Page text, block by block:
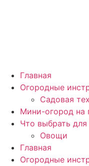
Главная
Огородные
Садовая
Мини-огород на
Что выбрать
Овощи
Главная
Огородные